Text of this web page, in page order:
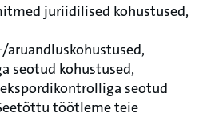
juriidilised kohustused,
seotud kohustused,
seotud
töötleme teie